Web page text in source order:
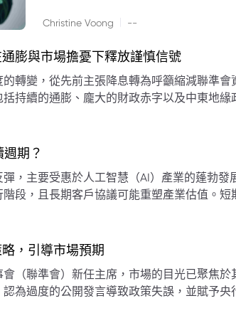
Christine Voong --
膨與市場擔憂下釋放謹慎信號
轉變，從先前主張降息轉為呼籲縮減聯準會
持續的通膨、龐大的財政赤字以及中東地緣
負債表的空間。專家預計將進入政策觀望期
期？
，主要受惠於人工智慧（AI）產業的蓬勃發
段，且長期客戶協議可能重塑產業估值。短
，引導市場預期
（聯準會）新任主席，市場的目光已聚焦於
為過度的公開發言導致政策失誤，並賦予央
目標是減少對預期市場信號的依賴，並強化